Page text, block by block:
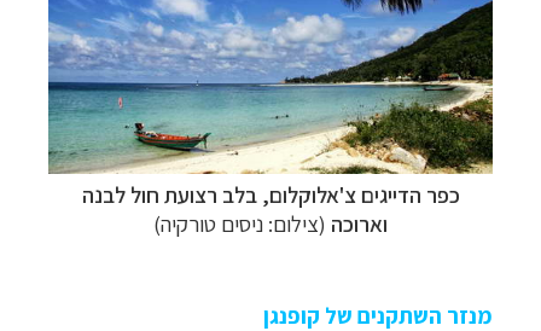
כפר הדייגיםצ'אלוקלום, בלב רצועת חול לבנה
וארוכה (צילום: ניסים טורקיה)
מנזר השתקנים של קופנגן